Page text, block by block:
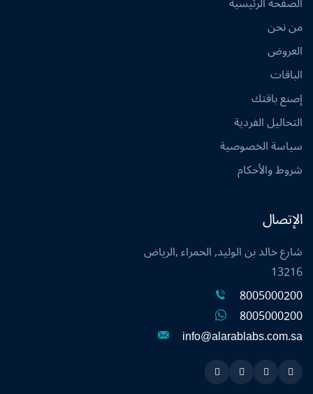
من نحن
العروض
الباقات
إصنع باقتك
التحاليل الفردية
سياسة الخصوصية
شروط والأحكام
الإتصال
شارع خالد بن الوليد, الحمراء ,الرياض
13216
8005000200
8005000200
info@alarablabs.com.sa
Snapchat
Twitter
Linkedin
Instagram